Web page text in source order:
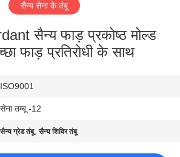
सैन्य सेना के तंबू
सैन्य फाड़ प्रकोष्ठ मोल्ड
फाड़ प्रतिरोधी के साथ
ISO9001
सेना तम्बू -12
सैन्य ग्रेड तंबू,सैन्य शिविर तंबू